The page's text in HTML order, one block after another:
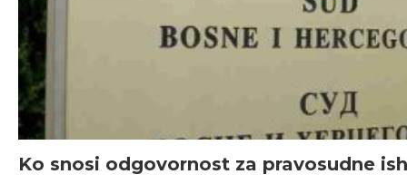
Ko snosi odgovornost za pravosudne